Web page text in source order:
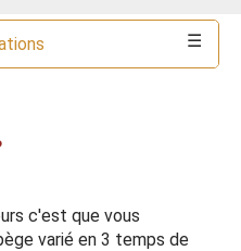
c'est que vous
varié en 3 temps de